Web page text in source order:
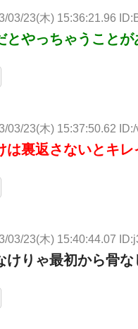
03/23(木) 15:36:21.96
やっちゃうことが
03/23(木) 15:37:50.62
は裏返さないとキ
03/23(木) 15:40:44.07
けりゃ最初から骨